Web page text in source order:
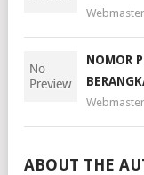
Webmaster
NOMOR
Webmaster
ABOUT THE